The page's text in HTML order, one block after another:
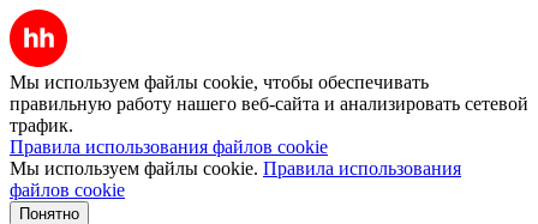
Мы используем файлы cookie, чтобы обеспечивать
правильную работу нашего веб-сайта и анализировать сетевой
трафик.
Правила использования файлов cookie
Мы используем файлы cookie. Правила использования
файлов cookie
Понятно